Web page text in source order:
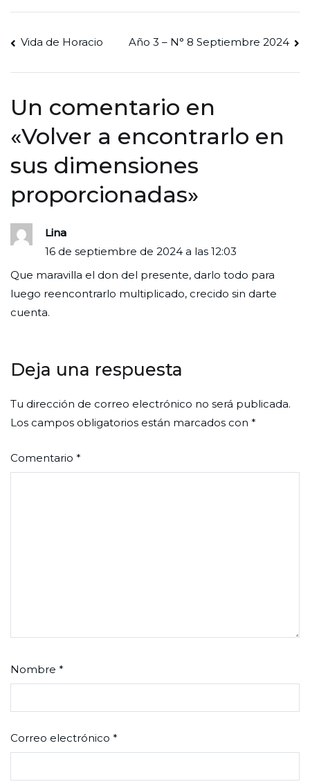
Navegación
de
entradas
Vida de Horacio Año 3 – N° 8 Septiembre 2024
Un comentario en
«Volver a encontrarlo en
sus dimensiones
proporcionadas»
Lina
16 de septiembre de 2024 a las 12:03
Que maravilla el don del presente, darlo todo para
luego reencontrarlo multiplicado, crecido sin darte
cuenta.
Deja una respuesta
Tu dirección de correo electrónico no será publicada.
Los campos obligatorios están marcados con *
Comentario *
Nombre *
Correo electrónico *